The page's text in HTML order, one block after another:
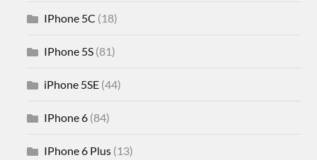
IPhone 5C (18)
IPhone 5S (81)
iPhone 5SE (44)
IPhone 6 (84)
IPhone 6 Plus (13)